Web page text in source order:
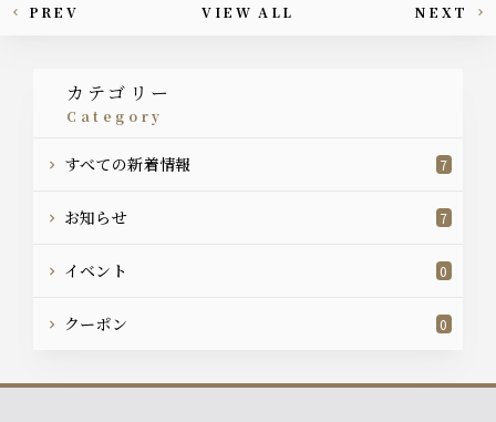
This article's paging
PREV VIEW ALL NEXT
カテゴリー
category
すべての新着情報 7
お知らせ 7
イベント 0
クーポン 0